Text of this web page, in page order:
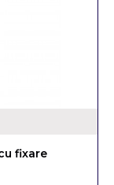
fixare